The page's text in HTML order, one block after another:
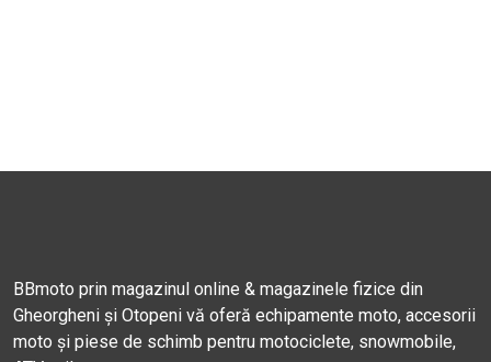
BBmoto prin magazinul online & magazinele fizice din
Gheorgheni și Otopeni vă oferă echipamente moto, accesorii
moto și piese de schimb pentru motociclete, snowmobile,